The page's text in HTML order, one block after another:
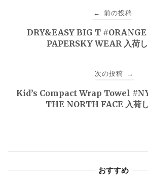
ゲ
← 前の投稿
DRY&EASY BIG T #ORANGE
PAPERSKY WEAR 入荷し
次の投稿 →
Kid’s Compact Wrap Towel
THE NORTH FACE 入荷し
おすすめ